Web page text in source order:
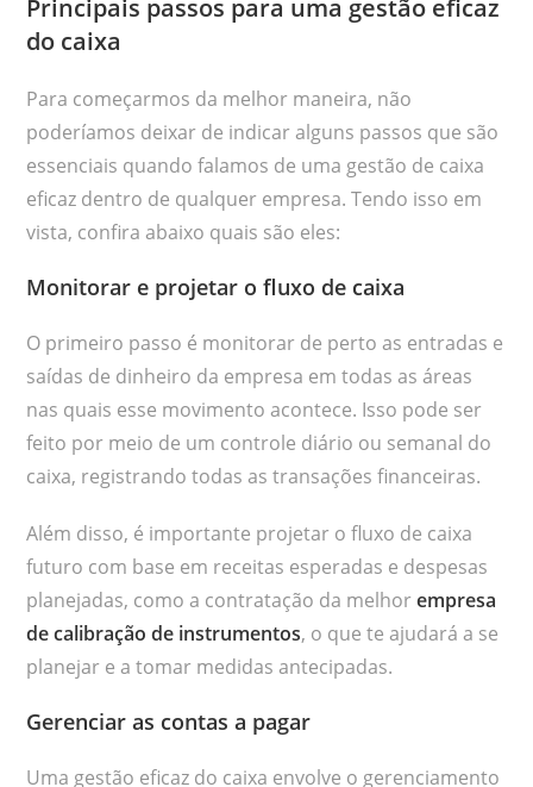
Principais passos para uma gestão eficaz
do caixa
Para começarmos da melhor maneira, não
poderíamos deixar de indicar alguns passos que são
essenciais quando falamos de uma gestão de caixa
eficaz dentro de qualquer empresa. Tendo isso em
vista, confira abaixo quais são eles:
Monitorar e projetar o fluxo de caixa
O primeiro passo é monitorar de perto as entradas e
saídas de dinheiro da empresa em todas as áreas
nas quais esse movimento acontece. Isso pode ser
feito por meio de um controle diário ou semanal do
caixa, registrando todas as transações financeiras.
Além disso, é importante projetar o fluxo de caixa
futuro com base em receitas esperadas e despesas
planejadas, como a contratação da melhorempresa
de calibração de instrumentos, o que te ajudará a se
planejar e a tomar medidas antecipadas.
Gerenciar as contas a pagar
Uma gestão eficaz do caixa envolve o gerenciamento